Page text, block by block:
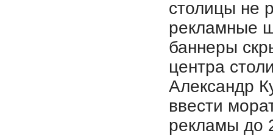
столицы не
рекламные
баннеры
центра
Александр
ввести
рекламы до